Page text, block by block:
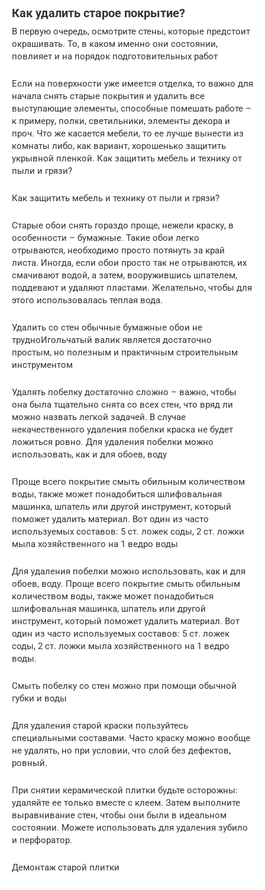
Как удалить старое покрытие?
В первую очередь, осмотрите стены, которые предстоит
окрашивать. То, в каком именно они состоянии,
повлияет и на порядок подготовительных работ
Если на поверхности уже имеется отделка, то важно для
начала снять старые покрытия и удалить все
выступающие элементы, способные помешать работе –
к примеру, полки, светильники, элементы декора и
проч. Что же касается мебели, то ее лучше вынести из
комнаты либо, как вариант, хорошенько защитить
укрывной пленкой. Как защитить мебель и технику от
пыли и грязи?
Как защитить мебель и технику от пыли и грязи?
Старые обои снять гораздо проще, нежели краску, в
особенности – бумажные. Такие обои легко
отрываются, необходимо просто потянуть за край
листа. Иногда, если обои просто так не отрываются, их
смачивают водой, а затем, вооружившись шпателем,
поддевают и удаляют пластами. Желательно, чтобы для
этого использовалась теплая вода.
Удалить со стен обычные бумажные обои не
трудноИгольчатый валик является достаточно
простым, но полезным и практичным строительным
инструментом
Удалять побелку достаточно сложно – важно, чтобы
она была тщательно снята со всех стен, что вряд ли
можно назвать легкой задачей. В случае
некачественного удаления побелки краска не будет
ложиться ровно. Для удаления побелки можно
использовать, как и для обоев, воду
Проще всего покрытие смыть обильным количеством
воды, также может понадобиться шлифовальная
машинка, шпатель или другой инструмент, который
поможет удалить материал. Вот один из часто
используемых составов: 5 ст. ложек соды, 2 ст. ложки
мыла хозяйственного на 1 ведро воды
Для удаления побелки можно использовать, как и для
обоев, воду. Проще всего покрытие смыть обильным
количеством воды, также может понадобиться
шлифовальная машинка, шпатель или другой
инструмент, который поможет удалить материал. Вот
один из часто используемых составов: 5 ст. ложек
соды, 2 ст. ложки мыла хозяйственного на 1 ведро
воды.
Смыть побелку со стен можно при помощи обычной
губки и воды
Для удаления старой краски пользуйтесь
специальными составами. Часто краску можно вообще
не удалять, но при условии, что слой без дефектов,
ровный.
При снятии керамической плитки будьте осторожны:
удаляйте ее только вместе с клеем. Затем выполните
выравнивание стен, чтобы они были в идеальном
состоянии. Можете использовать для удаления зубило
и перфоратор.
Демонтаж старой плитки